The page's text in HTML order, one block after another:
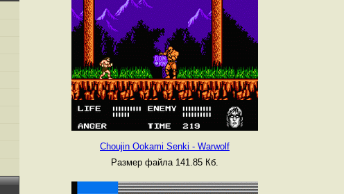
Choujin Ookami Senki - Warwolf
Размер файла 141.85 Кб.